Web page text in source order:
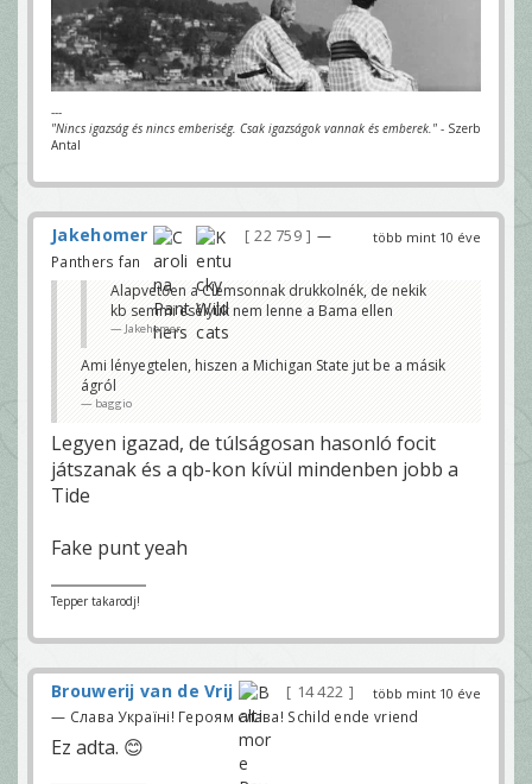
---
"Nincs igazság és nincs emberiség. Csak igazságok vannak és emberek." - Szerb
Antal
több mint 10 éve
Jakehomer 22 759
—
Panthers fan
Alapvetően a Clemsonnak drukkolnék, de nekik
kb semmi esélyük nem lenne a Bama ellen
Jakehomer
Ami lényegtelen, hiszen a Michigan State jut be a másik
ágról
baggio
Legyen igazad, de túlságosan hasonló focit
játszanak és a qb-kon kívül mindenben jobb a
Tide
Fake punt yeah
Tepper takarodj!
több mint 10 éve
Brouwerij van de Vrij 14 422
— Слава Україні! Героям слава! Schild ende vriend
Ez adta. 😊